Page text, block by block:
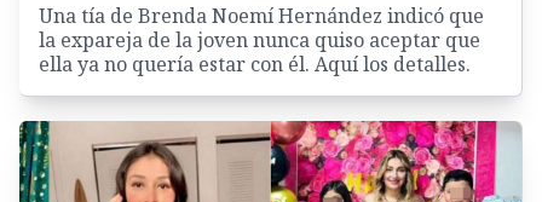
Una tía de Brenda Noemí Hernández indicó que
la expareja de la joven nunca quiso aceptar que
ella ya no quería estar con él. Aquí los detalles.